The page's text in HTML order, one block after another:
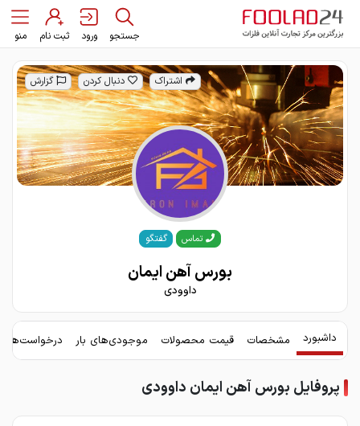
جستجو ورود ثبت نام منو
اشتراک دنبال کردن گزارش
تماس گفتگو
بورس آهن ایمان
داوودی
داشبورد مشخصات قیمت محصولات موجودی‌های بار
پروفایل بورس آهن ایمان داوودی